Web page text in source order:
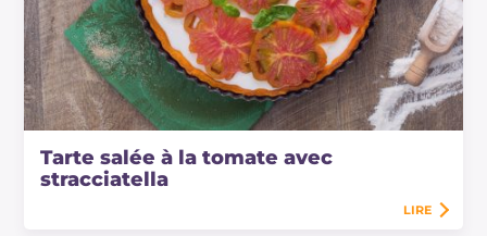
Tarte salée à la tomate avec
stracciatella
LIRE